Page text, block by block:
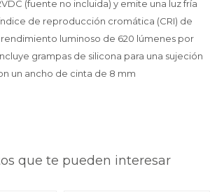
(fuente no incluida) y emite una luz fría
de reproducción cromática (CRI) de
luminoso de 620 lúmenes por
grampas de silicona para una sujeción
un ancho de cinta de 8 mm
que te pueden interesar